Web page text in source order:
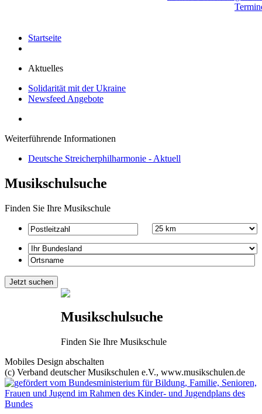
Startseite
Aktuelles
Solidarität mit der Ukraine
Newsfeed Angebote
Weiterführende Informationen
Deutsche Streicherphilharmonie - Aktuell
Musikschulsuche
Finden Sie Ihre Musikschule
Musikschulsuche
Finden Sie Ihre Musikschule
Mobiles Design abschalten
(c) Verband deutscher Musikschulen e.V., www.musikschulen.de